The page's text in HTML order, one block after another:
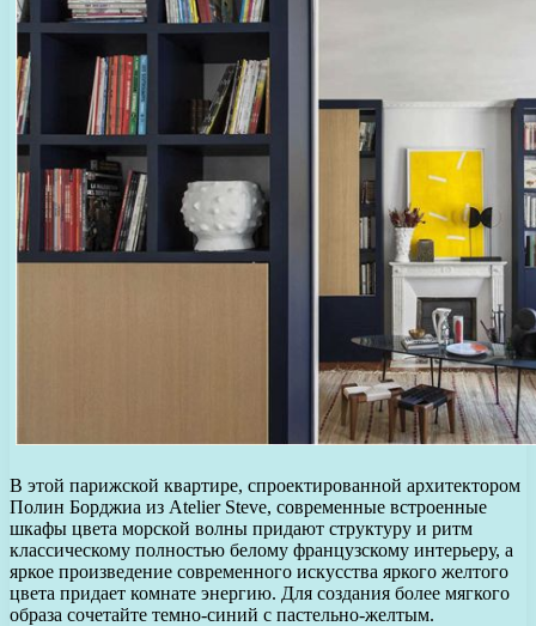
В этой парижской квартире, спроектированной архитектором
Полин Борджиа из Atelier Steve, современные встроенные
шкафы цвета морской волны придают структуру и ритм
классическому полностью белому французскому интерьеру, а
яркое произведение современного искусства яркого желтого
цвета придает комнате энергию. Для создания более мягкого
образа сочетайте темно-синий с пастельно-желтым.